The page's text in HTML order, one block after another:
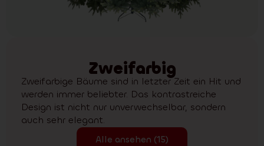
Zweifarbig
Zweifarbige Bäume sind in letzter Zeit ein Hit und
werden immer beliebter. Das kontrastreiche
Design ist nicht nur unverwechselbar, sondern
auch sehr elegant.
Alle ansehen (15)